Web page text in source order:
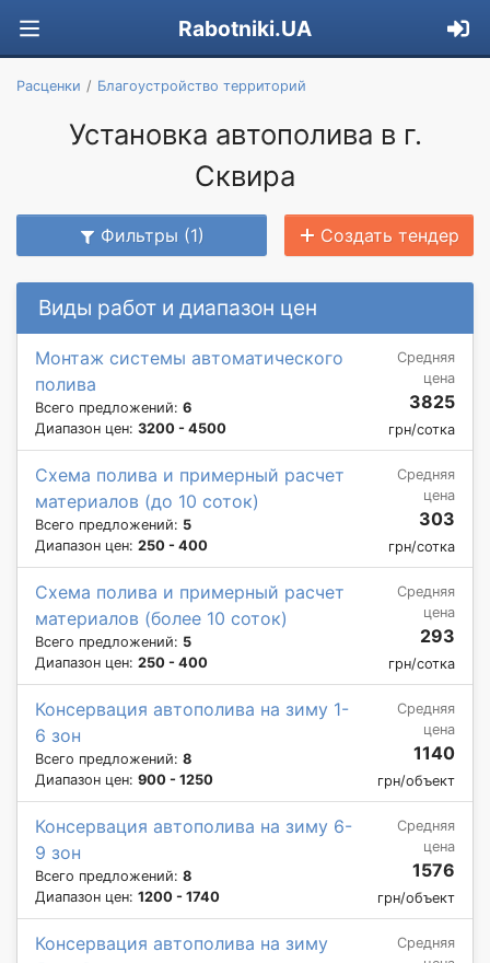
Rabotniki.UA
Расценки Благоустройство территорий
Установка автополива в г.
Сквирa
Фильтры (1) Создать тендер
Виды работ и диапазон цен
Монтаж системы автоматического
полива
Всего предложений: 6
Диапазон цен: 3200 - 4500
Средняя
цена
3825
грн/сотка
Схема полива и примерный расчет
материалов (до 10 соток)
Всего предложений: 5
Диапазон цен: 250 - 400
Средняя
цена
303
грн/сотка
Схема полива и примерный расчет
материалов (более 10 соток)
Всего предложений: 5
Диапазон цен: 250 - 400
Средняя
цена
293
грн/сотка
Консервация автополива на зиму 1-
6 зон
Всего предложений: 8
Диапазон цен: 900 - 1250
Средняя
цена
1140
грн/объект
Консервация автополива на зиму 6-
9 зон
Всего предложений: 8
Диапазон цен: 1200 - 1740
Средняя
цена
1576
грн/объект
Консервация автополива на зиму
Средняя